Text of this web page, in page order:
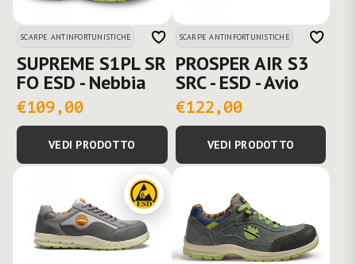
SCARPE ANTINFORTUNISTICHE
SUPREME S1PL SR
FO ESD - Nebbia
€109,00
VEDI PRODOTTO
SCARPE ANTINFORTUNISTICHE
PROSPER AIR S3
SRC - ESD - Avio
€122,00
VEDI PRODOTTO